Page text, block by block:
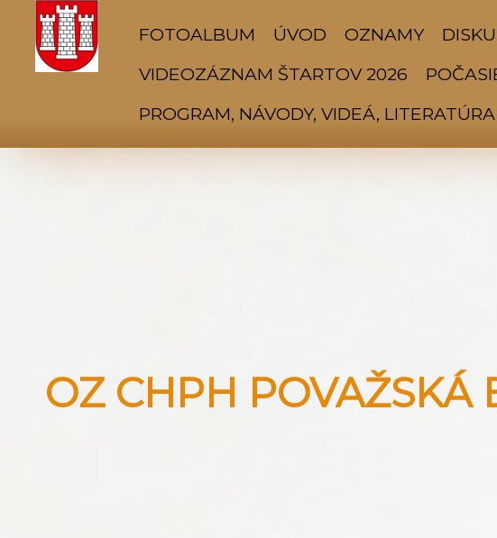
FOTOALBUM ÚVOD OZNAMY
VIDEOZÁZNAM ŠTARTOV 2026
PROGRAM, NÁVODY, VIDEÁ, LITERATÚRA
OZ CHPH POVAŽSKÁ